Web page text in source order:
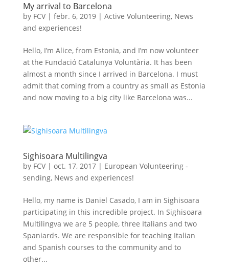
My arrival to Barcelona
by FCV| febr. 6, 2019| Active Volunteering, News
and experiences!
Hello, I’m Alice, from Estonia, and I’m now volunteer
at the Fundació Catalunya Voluntària. It has been
almost a month since I arrived in Barcelona. I must
admit that coming from a country as small as Estonia
and now moving to a big city like Barcelona was...
Sighisoara Multilingva
by FCV| oct. 17, 2017| European Volunteering -
sending, News and experiences!
Hello, my name is Daniel Casado, I am in Sighisoara
participating in this incredible project. In Sighisoara
Multilingva we are 5 people, three Italians and two
Spaniards. We are responsible for teaching Italian
and Spanish courses to the community and to
other...